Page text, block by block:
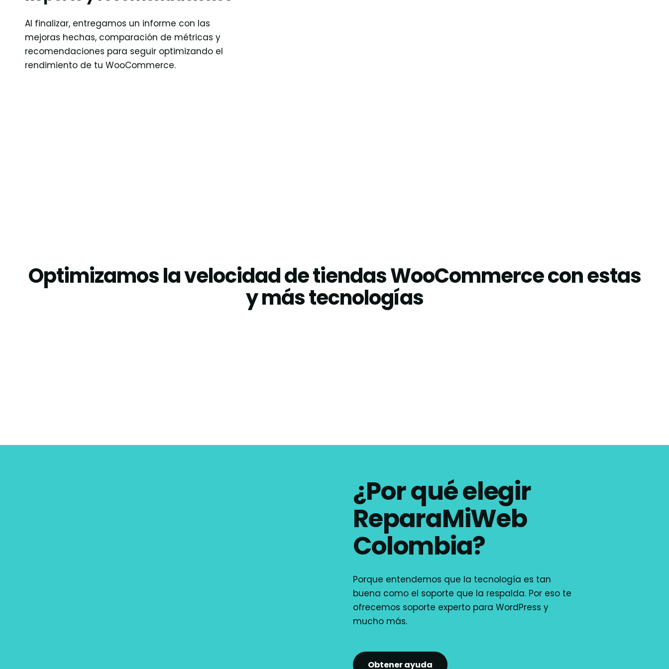
Al finalizar, entregamos un informe con las
mejoras hechas, comparación de métricas y
recomendaciones para seguir optimizando el
rendimiento de tu WooCommerce.
Optimizamos la velocidad de tiendas WooCommerce con estas
y más tecnologías
¿Por qué elegir
ReparaMiWeb
Colombia?
Porque entendemos que la tecnología es tan
buena como el soporte que la respalda. Por eso te
ofrecemos soporte experto para WordPress y
mucho más.
Obtener ayuda